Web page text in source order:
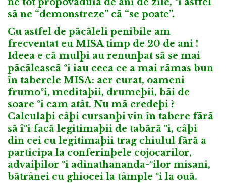
sã ne “demonstreze” cã “se poate”.
Cu astfel de pãcãleli penibile am
frecventat eu MISA timp de 20 de ani !
Ideea e cã mulþi au renunþat sã se mai
pãcãleascã ºi iau ceea ce a mai rãmas bun
în taberele MISA: aer curat, oameni
frumoºi, meditaþii, drumeþii, bãi de
soare ºi cam atât. Nu mã credeþi ?
Calculaþi câþi cursanþi vin în tabere fãrã
sã îºi facã legitimaþii de tabãrã ºi, câþi
din cei cu legitimaþii trag chiulul fãrã a
participa la conferinþele cojocarilor,
advaiþilor ºi adinathananda-ºilor misani,
bãtrânei cu ghiocei la tâmple ºi la ouã.